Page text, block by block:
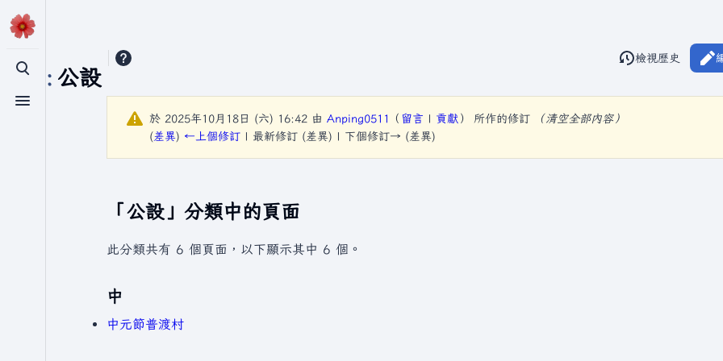
切換搜尋
切換選單
分類 : 公設
視圖閱讀
檢視歷史
於 2025年10月18日 (六) 16:42 由 Anping0511 （ 留言 | 貢獻 ） 所作的修訂
（清空全部內容）
(差異) ←上個修訂 | 最新修訂 (差異) | 下個修訂→ (差異)
「公設」分類中的頁面
此分類共有 6 個頁面，以下顯示其中 6 個。
中
中元節普渡村